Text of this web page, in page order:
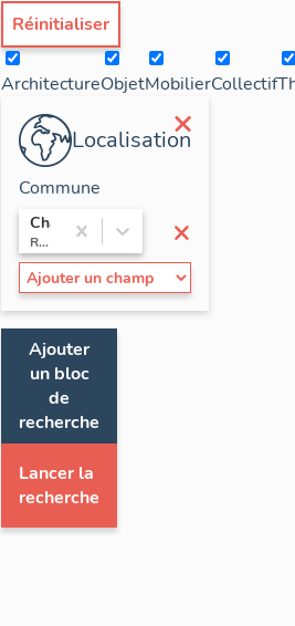
Réinitialiser
ArchitectureObjetMobilierCollectif
×
Localisation
×
Commune
Chamoux-sur-Gelon
Rhône-Alpes / Savoie
Ajouter
un bloc
de
recherche
Lancer la
recherche